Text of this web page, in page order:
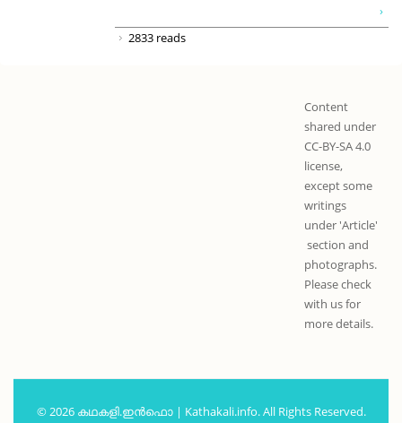
›
2833 reads
Content
shared under
CC-BY-SA 4.0
license,
except some
writings
under 'Article'
section and
photographs.
Please check
with us for
more details.
© 2026 കഥകളി.ഇൻഫൊ | Kathakali.info. All Rights Reserved.